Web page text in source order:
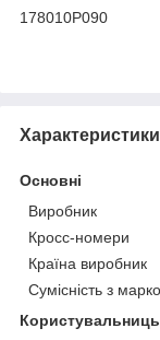
178010P090
Характеристики
Основні
Виробник
Кросс-номери
Країна виробник
Сумісність з